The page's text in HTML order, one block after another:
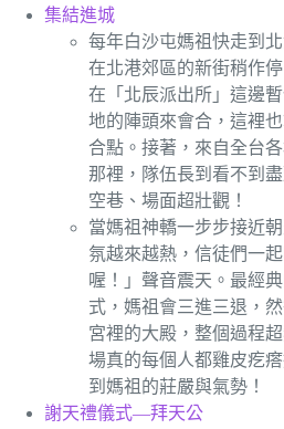
集結進城
每年白沙屯媽祖快走到
在北港郊區的新街稍作
在「北辰派出所」這邊
地的陣頭來會合，這裡
合點。接著，來自全台
那裡，隊伍長到看不到
空巷、場面超壯觀！
當媽祖神轎一步步接近
氛越來越熱，信徒們一
喔！」聲音震天。最經
式，媽祖會三進三退，
宮裡的大殿，整個過程
場真的每個人都雞皮疙
到媽祖的莊嚴與氣勢！
謝天禮儀式—拜天公